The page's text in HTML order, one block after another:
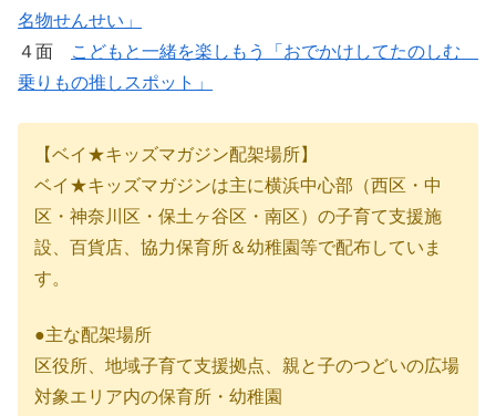
名物せんせい」
４面
こどもと一緒を楽しもう「おでかけしてたのしむ
乗りもの推しスポット」
【ベイ★キッズマガジン配架場所】
ベイ★キッズマガジンは主に横浜中心部（西区・中
区・神奈川区・保土ヶ谷区・南区）の子育て支援施
設、百貨店、協力保育所＆幼稚園等で配布していま
す。
●主な配架場所
区役所、地域子育て支援拠点、親と子のつどいの広場
対象エリア内の保育所・幼稚園